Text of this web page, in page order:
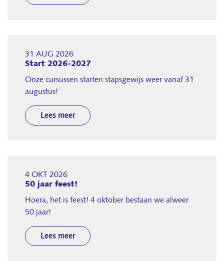
31 AUG 2026
Start 2026-2027
Onze cursussen starten stapsgewijs weer vanaf 31
augustus!
Lees meer
4 OKT 2026
50 jaar feest!
Hoera, het is feest! 4 oktober bestaan we alweer
50 jaar!
Lees meer